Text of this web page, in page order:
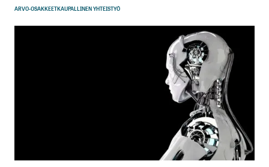
ARVO-OSAKKEETKAUPALLINEN YHTEISTYÖ